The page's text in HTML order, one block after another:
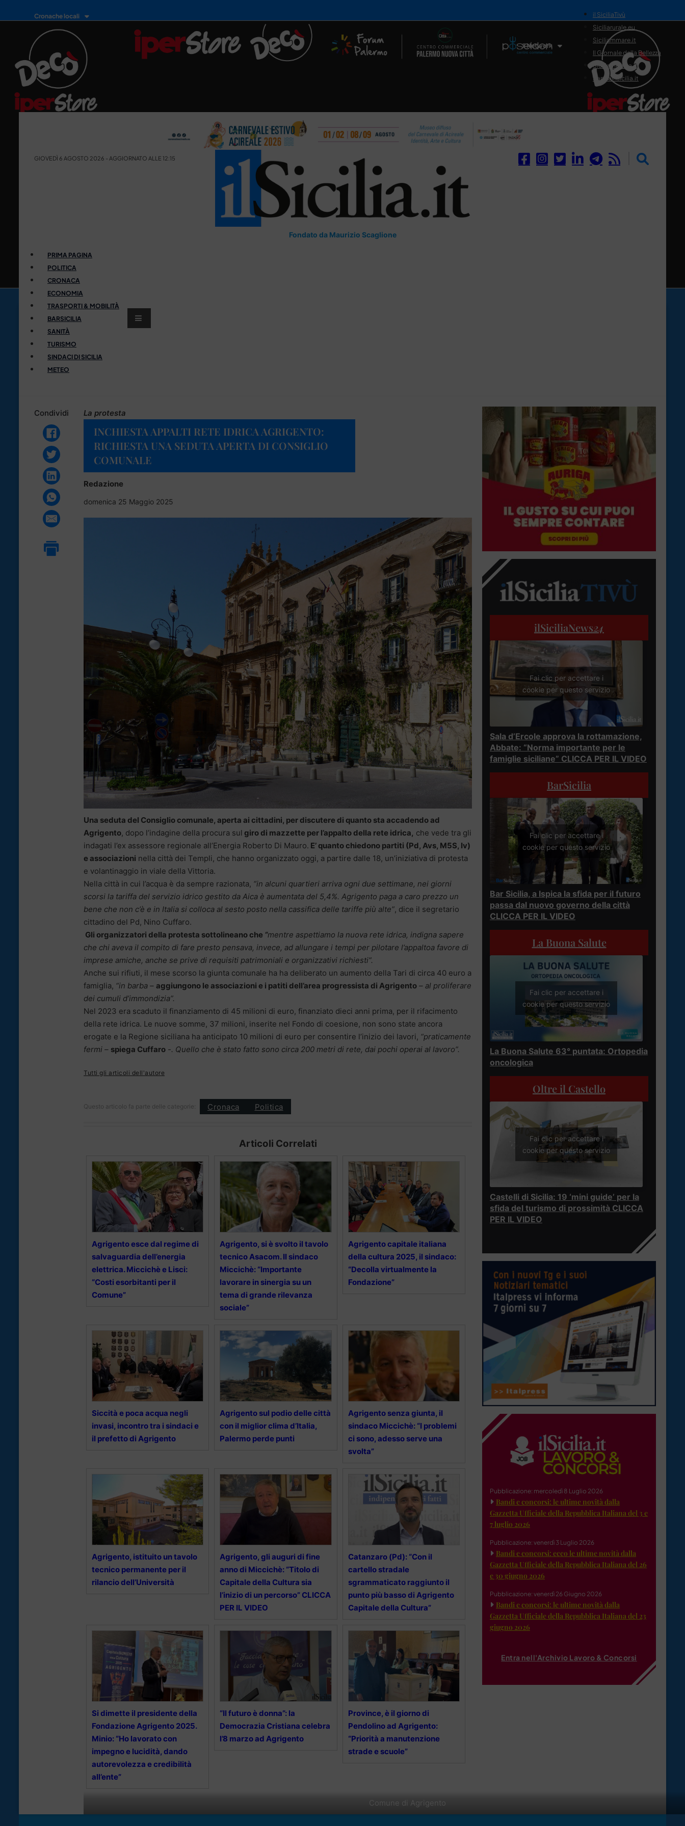
Cronache locali
Il Network
il SiciliaTivù
Siciliarurale.eu
Siciliammare.it
Il Giornale della Bellezza
Siciliamedica.it
Sanitainsicilia.it
GIOVEDÌ 6 AGOSTO 2026 - AGGIORNATO ALLE 12:15
Fondato da Maurizio Scaglione
PRIMA PAGINA
POLITICA
CRONACA
ECONOMIA
TRASPORTI & MOBILITÀ
BARSICILIA
SANITÀ
TURISMO
SINDACI DI SICILIA
METEO
Condividi La protesta
INCHIESTA APPALTI RETE IDRICA AGRIGENTO:
RICHIESTA UNA SEDUTA APERTA DI CONSIGLIO
COMUNALE
Redazione
domenica 25 Maggio 2025
Comune di Agrigento
Una seduta del Consiglio comunale, aperta ai cittadini, per discutere di quanto sta accadendo ad
Agrigento, dopo l’indagine della procura sul giro di mazzette per l’appalto della rete idrica, che vede tra gli
indagati l’ex assessore regionale all’Energia Roberto Di Mauro. E’ quanto chiedono partiti (Pd, Avs, M5S, Iv)
e associazioni nella città dei Templi, che hanno organizzato oggi, a partire dalle 18, un’iniziativa di protesta
e volantinaggio in viale della Vittoria.
Nella città in cui l’acqua è da sempre razionata, “in alcuni quartieri arriva ogni due settimane, nei giorni
scorsi la tariffa del servizio idrico gestito da Aica è aumentata del 5,4%. Agrigento paga a caro prezzo un
bene che non c’è e in Italia si colloca al sesto posto nella cassifica delle tariffe più alte”, dice il segretario
cittadino del Pd, Nino Cuffaro.
Gli organizzatori della protesta sottolineano che “mentre aspettiamo la nuova rete idrica, indigna sapere
che chi aveva il compito di fare presto pensava, invece, ad allungare i tempi per pilotare l’appaltoa favore di
imprese amiche, anche se prive di requisiti patrimoniali e organizzativi richiesti”.
Anche sui rifiuti, il mese scorso la giunta comunale ha ha deliberato un aumento della Tari di circa 40 euro a
famiglia, “in barba – aggiungono le associazioni e i patiti dell’area progressista di Agrigento – al proliferare
dei cumuli d’immondizia”.
Nel 2023 era scaduto il finanziamento di 45 milioni di euro, finanziato dieci anni prima, per il rifacimento
della rete idrica. Le nuove somme, 37 milioni, inserite nel Fondo di coesione, non sono state ancora
erogate e la Regione siciliana ha anticipato 10 milioni di euro per consentire l’inizio dei lavori, “praticamente
fermi – spiega Cuffaro -. Quello che è stato fatto sono circa 200 metri di rete, dai pochi operai al lavoro”.
Tutti gli articoli dell'autore
Questo articolo fa parte delle categorie: Cronaca Politica
Articoli Correlati
Agrigento esce dal regime di
salvaguardia dell’energia
elettrica. Miccichè e Lisci:
“Costi esorbitanti per il
Comune”
Agrigento, si è svolto il tavolo
tecnico Asacom. Il sindaco
Miccichè: “Importante
lavorare in sinergia su un
tema di grande rilevanza
sociale”
Agrigento capitale italiana
della cultura 2025, il sindaco:
“Decolla virtualmente la
Fondazione”
Siccità e poca acqua negli
invasi, incontro tra i sindaci e
il prefetto di Agrigento
Agrigento sul podio delle città
con il miglior clima d’Italia,
Palermo perde punti
Agrigento senza giunta, il
sindaco Miccichè: “I problemi
ci sono, adesso serve una
svolta”
Agrigento, istituito un tavolo
tecnico permanente per il
rilancio dell’Università
Agrigento, gli auguri di fine
anno di Miccichè: “Titolo di
Capitale della Cultura sia
l’inizio di un percorso” CLICCA
PER IL VIDEO
Catanzaro (Pd): “Con il
cartello stradale
sgrammaticato raggiunto il
punto più basso di Agrigento
Capitale della Cultura”
Si dimette il presidente della
Fondazione Agrigento 2025.
Minio: “Ho lavorato con
impegno e lucidità, dando
autorevolezza e credibilità
all’ente”
“Il futuro è donna”: la
Democrazia Cristiana celebra
l’8 marzo ad Agrigento
Province, è il giorno di
Pendolino ad Agrigento:
“Priorità a manutenzione
strade e scuole”
ilSiciliaNews24
Fai clic per accettare i
cookie per questo servizio
Sala d’Ercole approva la rottamazione,
Abbate: “Norma importante per le
famiglie siciliane” CLICCA PER IL VIDEO
BarSicilia
Fai clic per accettare i
cookie per questo servizio
Bar Sicilia, a Ispica la sfida per il futuro
passa dal nuovo governo della città
CLICCA PER IL VIDEO
La Buona Salute
Fai clic per accettare i
cookie per questo servizio
La Buona Salute 63° puntata: Ortopedia
oncologica
Oltre il Castello
Fai clic per accettare i
cookie per questo servizio
Castelli di Sicilia: 19 ‘mini guide’ per la
sfida del turismo di prossimità CLICCA
PER IL VIDEO
Pubblicazione: mercoledì 8 Luglio 2026
Bandi e concorsi: le ultime novità dalla
Gazzetta Ufficiale della Repubblica Italiana del 3 e
7 luglio 2026
Pubblicazione: venerdì 3 Luglio 2026
Bandi e concorsi: ecco le ultime novità dalla
Gazzetta Ufficiale della Repubblica Italiana del 26
e 30 giugno 2026
Pubblicazione: venerdì 26 Giugno 2026
Bandi e concorsi: le ultime novità dalla
Gazzetta Ufficiale della Repubblica Italiana del 23
giugno 2026
Entra nell'Archivio Lavoro & Concorsi